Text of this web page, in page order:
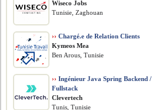
Wiseco Jobs
Tunisie, Zaghouan
›› Chargé.e de Relation Clients
Kymeos Mea
Ben Arous, Tunisie
›› Ingénieur Java Spring Backend /
Fullstack
Clevertech
Tunis, Tunisie